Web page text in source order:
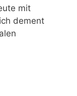
mit
dement